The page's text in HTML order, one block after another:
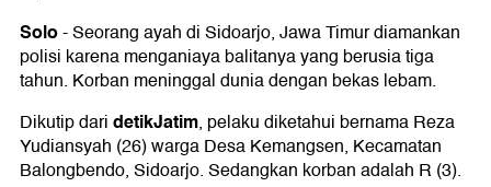
Solo-Seorang ayah di Sidoarjo, Jawa Timur diamankan
polisi karena menganiaya balitanya yang berusia tiga
tahun. Korban meninggal dunia dengan bekas lebam.
Dikutip daridetikJatim, pelaku diketahui bernama Reza
Yudiansyah (26) warga Desa Kemangsen, Kecamatan
Balongbendo, Sidoarjo. Sedangkan korban adalah R (3).